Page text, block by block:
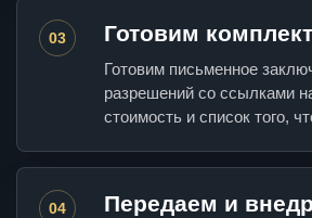
03 Готовим комплект
Готовим письменное
разрешений со ссылками
стоимость и список того,
04 Передаем и